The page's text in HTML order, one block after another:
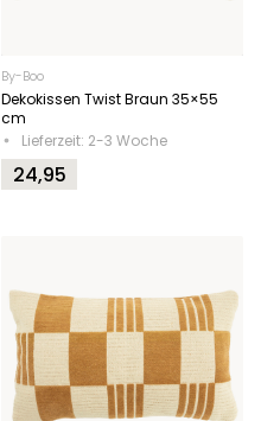
By-Boo
Dekokissen Twist Braun 35×55
cm
Lieferzeit: 2-3 Woche
24,95